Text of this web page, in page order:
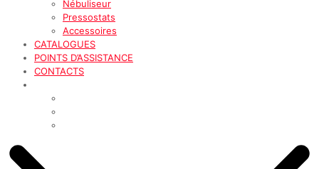
Nébuliseur
Pressostats
Accessoires
CATALOGUES
POINTS D’ASSISTANCE
CONTACTS